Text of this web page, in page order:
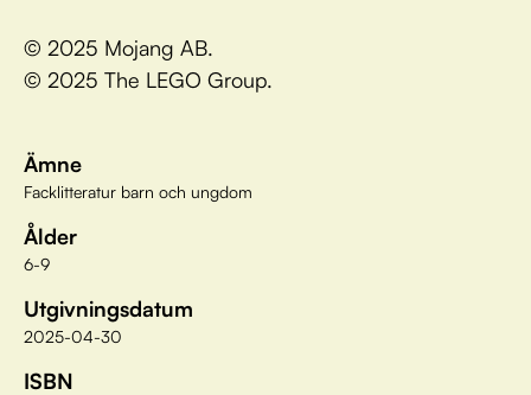
© 2025 Mojang AB.
© 2025 The LEGO Group.
Ämne
Facklitteratur barn och ungdom
Ålder
6-9
Utgivningsdatum
2025-04-30
ISBN